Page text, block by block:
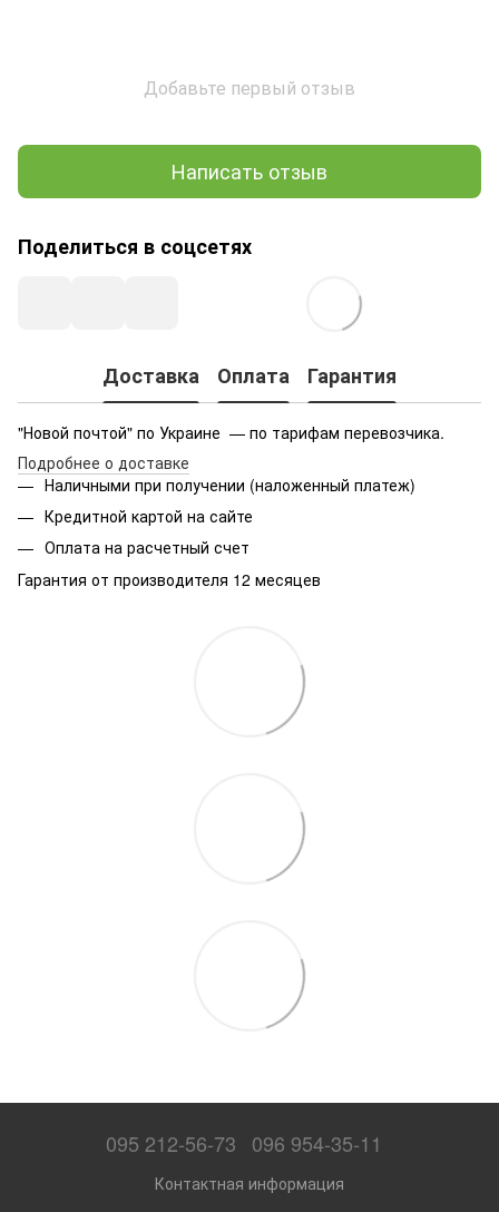
Добавьте первый отзыв
Написать отзыв
Поделиться в соцсетях
Доставка Оплата Гарантия
"Новой почтой" по Украине — по тарифам перевозчика.
Подробнее о доставке
Наличными при получении (наложенный платеж)
Кредитной картой на сайте
Оплата на расчетный счет
Гарантия от производителя 12 месяцев
095 212-56-73 096 954-35-11
Контактная информация